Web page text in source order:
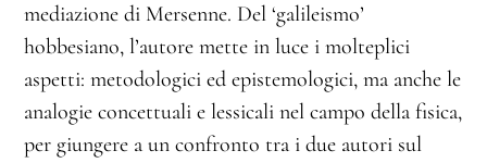
mediazione di Mersenne. Del ‘galileismo’
hobbesiano, l’autore mette in luce i molteplici
aspetti: metodologici ed epistemologici, ma anche le
analogie concettuali e lessicali nel campo della fisica,
per giungere a un confronto tra i due autori sul